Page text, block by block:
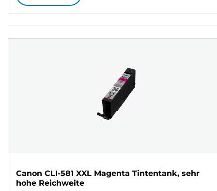
Canon CLI-581 XXL Magenta Tintentank, sehr
hohe Reichweite